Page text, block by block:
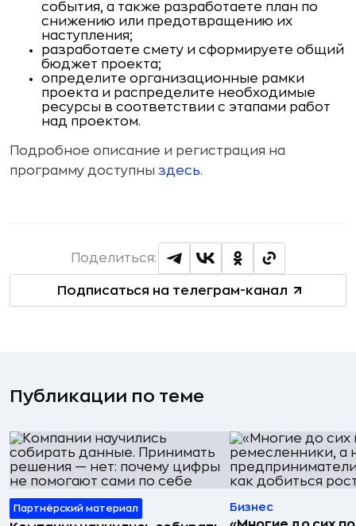
события, а также разработаете план по
снижению или предотвращению их
наступления;
разработаете смету и сформируете общий
бюджет проекта;
определите организационные рамки
проекта и распределите необходимые
ресурсы в соответствии с этапами работ
над проектом.
Подробное описание и регистрация на
программу доступны здесь.
Подписаться на телеграм-канал
Поделиться:
Публикации по теме
Партнёрский материал Бизнес